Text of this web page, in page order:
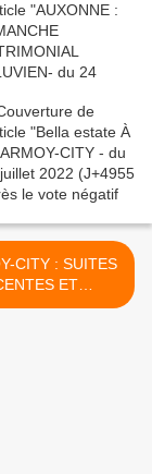
CITY : SUITES
ET
FUTURES